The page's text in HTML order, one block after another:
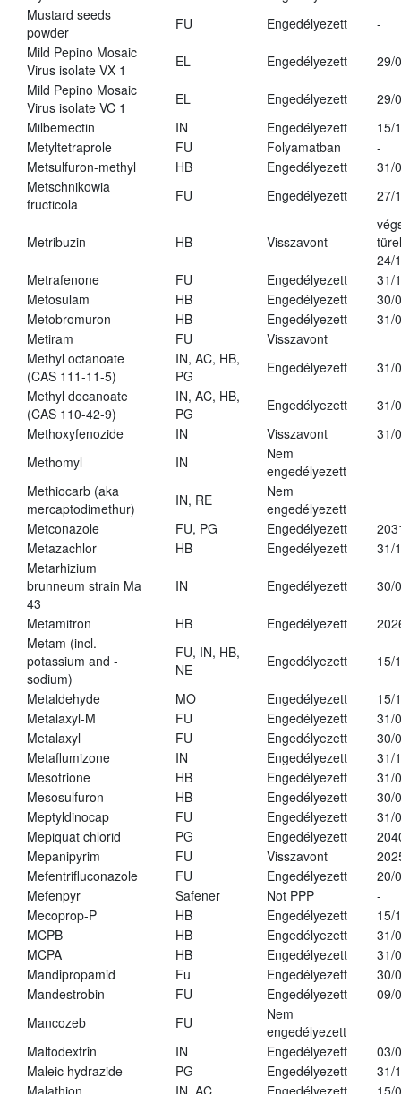
Mustard seeds
powder
FU Engedélyezett
-
Mild Pepino Mosaic
Virus isolate VX 1
EL Engedélyezett
29/
Mild Pepino Mosaic
Virus isolate VC 1
EL Engedélyezett
29/
Milbemectin
IN Engedélyezett
15/
Metyltetraprole
FU Folyamatban
-
Metsulfuron-methyl
HB Engedélyezett
31/
Metschnikowia
fructicola
FU Engedélyezett 27/
Metribuzin HB Visszavont
24/
Metrafenone
FU Engedélyezett
31/
Metosulam
HB Engedélyezett
30/
Metobromuron
HB Engedélyezett
31/
Metiram
FU
Visszavont
Methyl octanoate
(CAS 111-11-5)
IN, AC, HB,
PG
Engedélyezett
31/
Methyl decanoate
(CAS 110-42-9)
IN, AC, HB,
PG
Engedélyezett
31/
Methoxyfenozide
IN Visszavont
31/
Methomyl
IN
Nem
engedélyezett
Methiocarb (aka
mercaptodimethur)
IN, RE
Nem
engedélyezett
Metconazole
FU, PG Engedélyezett
Metazachlor
HB Engedélyezett
31/
Metarhizium
brunneum strain Ma
43
IN Engedélyezett 30/
Metamitron HB Engedélyezett
Metam (incl. -
potassium and -
sodium)
FU, IN, HB,
NE
Engedélyezett 15/
Metaldehyde MO Engedélyezett
15/
Metalaxyl-M
FU Engedélyezett
31/
Metalaxyl
FU Engedélyezett
30/
Metaflumizone
IN Engedélyezett
31/
Mesotrione
HB Engedélyezett
31/
Mesosulfuron
HB Engedélyezett
30/
Meptyldinocap
FU Engedélyezett
31/
Mepiquat chlorid
PG Engedélyezett
Mepanipyrim
FU Visszavont
Mefentrifluconazole
FU Engedélyezett
20/
Mefenpyr
Safener Not PPP
-
Mecoprop-P
HB Engedélyezett
15/
MCPB
HB Engedélyezett
31/
MCPA
HB Engedélyezett
31/
Mandipropamid
Fu Engedélyezett
30/
Mandestrobin
FU Engedélyezett
09/
Mancozeb
FU
Nem
engedélyezett
Maltodextrin
IN Engedélyezett
03/
Maleic hydrazide
PG Engedélyezett
31/